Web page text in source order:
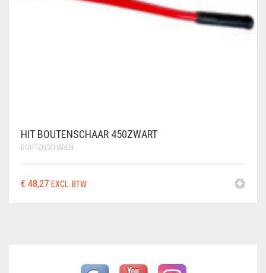
HIT BOUTENSCHAAR 450ZWART
BOUTENSCHAREN
€ 48,27 EXCL. BTW